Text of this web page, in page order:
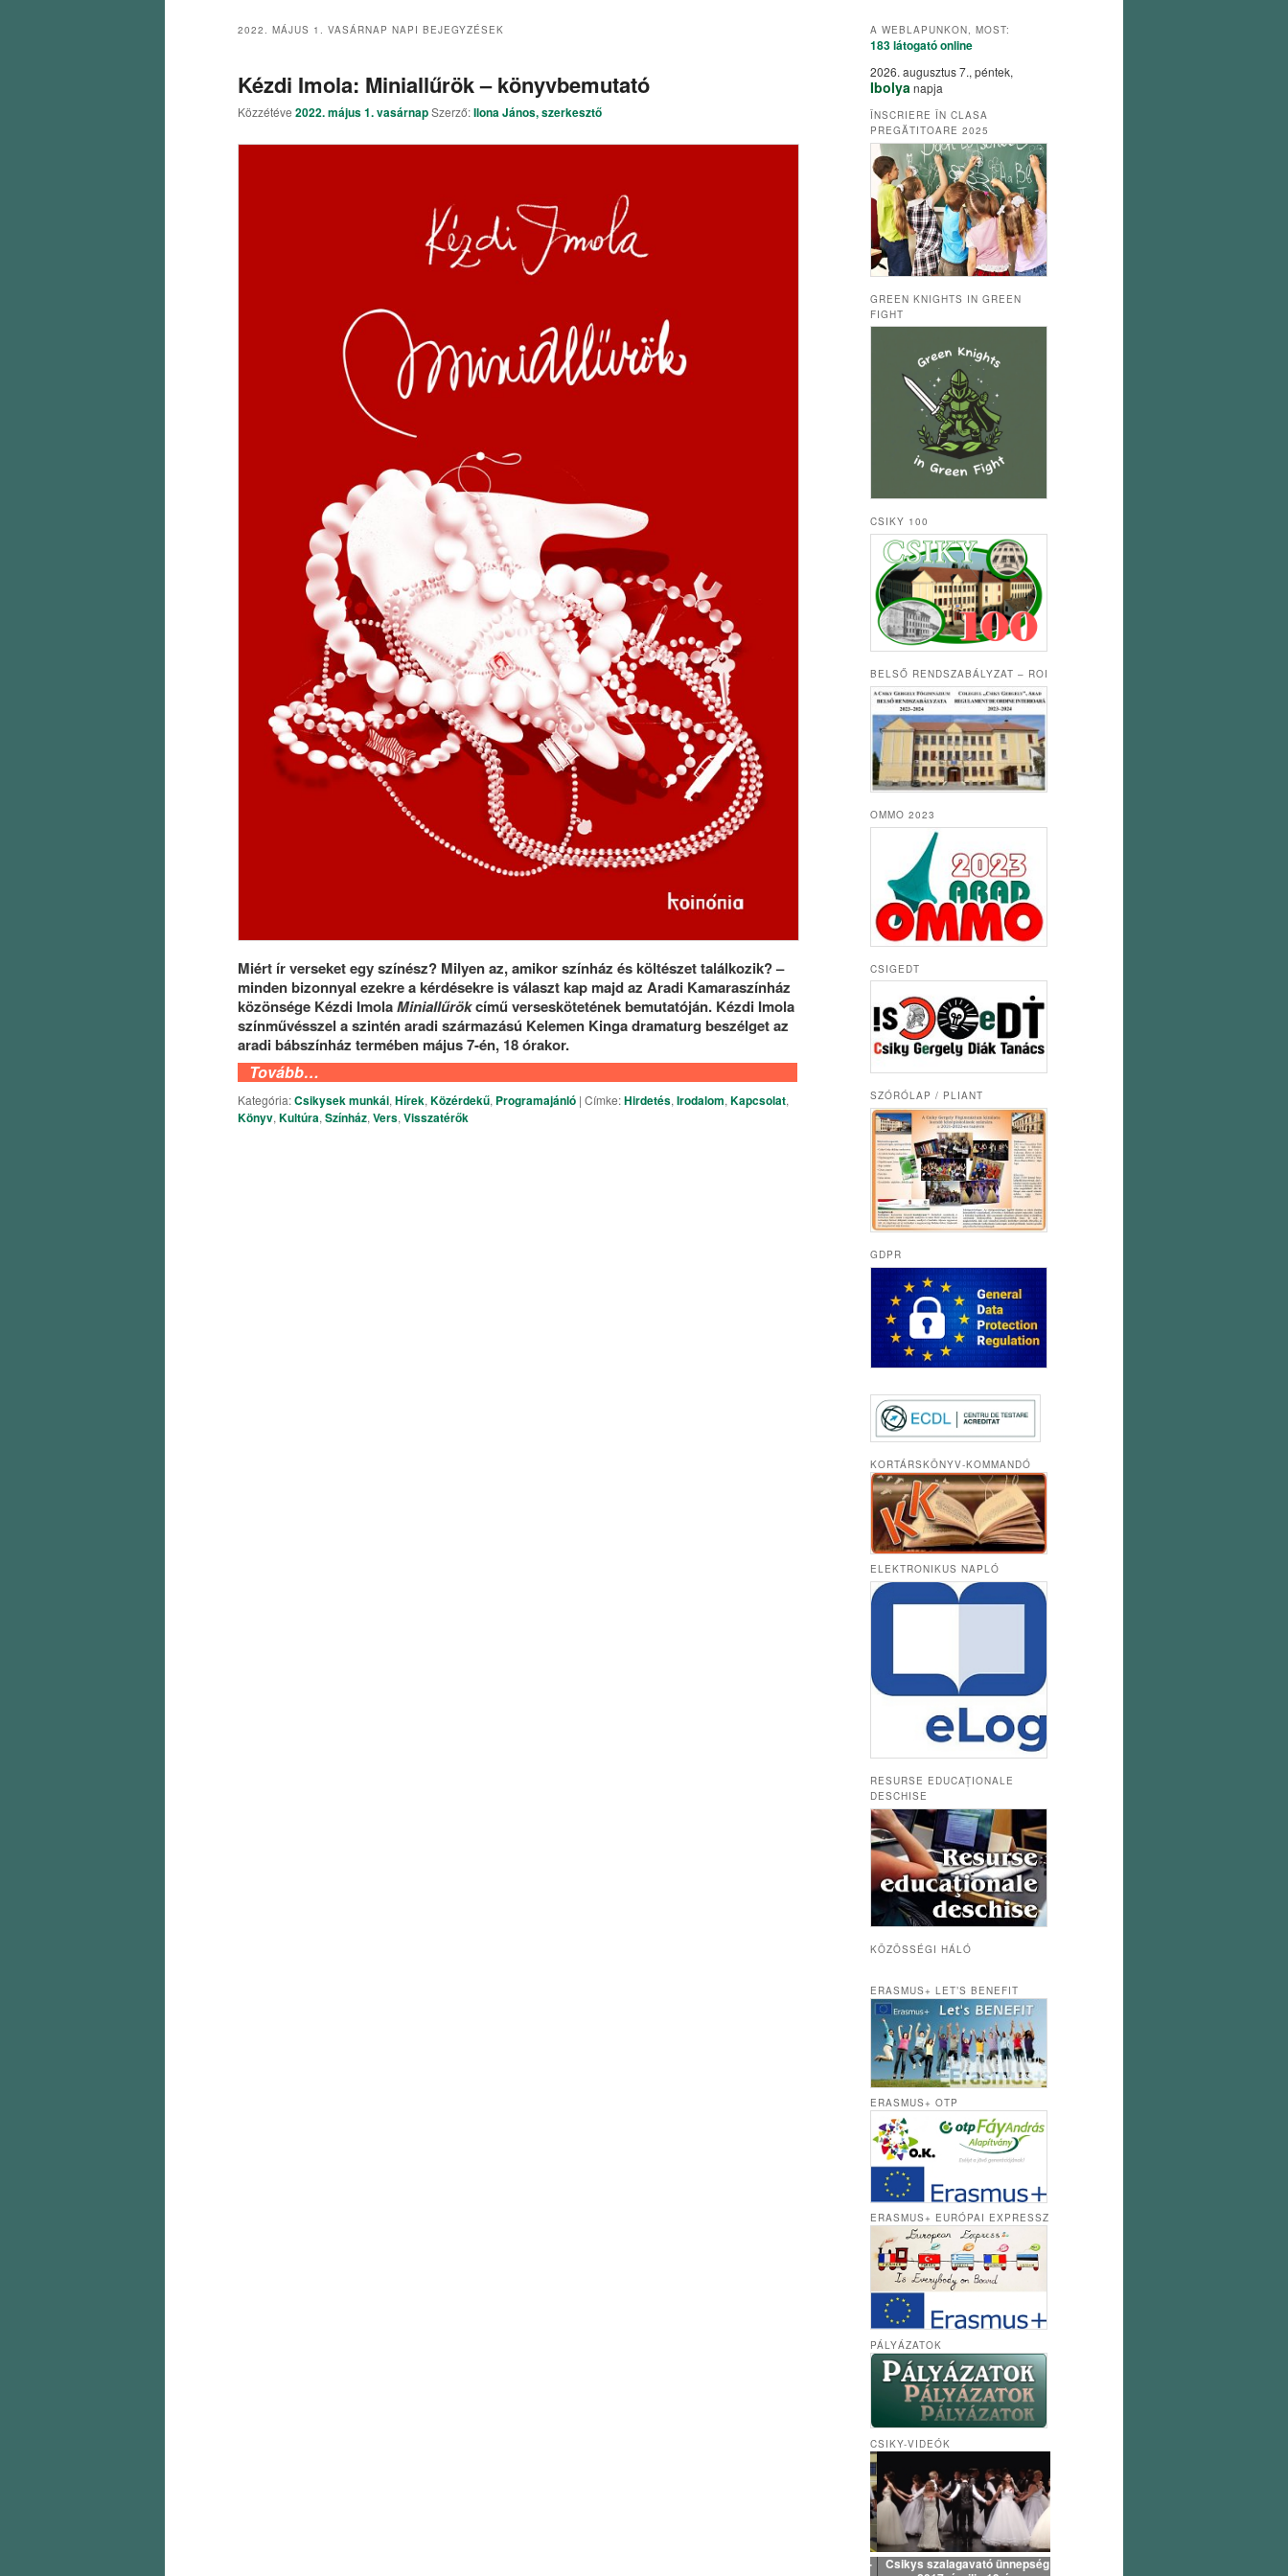
2022. MÁJUS 1. VASÁRNAP NAPI BEJEGYZÉSEK
Kézdi Imola: Miniallűrök – könyvbemutató
Közzétéve 2022. május 1. vasárnapSzerző:Ilona János, szerkesztő
Miért ír verseket egy színész? Milyen az, amikor színház és költészet találkozik? –
minden bizonnyal ezekre a kérdésekre is választ kap majd az Aradi Kamaraszínház
közönsége Kézdi ImolaMiniallűrökcímű verseskötetének bemutatóján. Kézdi Imola
színművésszel a szintén aradi származású Kelemen Kinga dramaturg beszélget az
aradi bábszínház termében május 7-én, 18 órakor.
Tovább…
Kategória:Csikysek munkái, Hírek, Közérdekű, Programajánló | Címke:Hirdetés, Irodalom, Kapcsolat,
Könyv, Kultúra, Színház, Vers, Visszatérők
A WEBLAPUNKON, MOST:
183 látogatóonline
2026. augusztus 7., péntek,
Ibolyanapja
ÎNSCRIERE ÎN CLASA
PREGĂTITOARE 2025
GREEN KNIGHTS IN GREEN
FIGHT
CSIKY 100
BELSŐ RENDSZABÁLYZAT – ROI
OMMO 2023
CSIGEDT
SZÓRÓLAP / PLIANT
GDPR
KORTÁRSKÖNYV-KOMMANDÓ
ELEKTRONIKUS NAPLÓ
RESURSE EDUCAȚIONALE
DESCHISE
KÖZÖSSÉGI HÁLÓ
ERASMUS+ LET’S BENEFIT
ERASMUS+ OTP
ERASMUS+ EURÓPAI EXPRESSZ
PÁLYÁZATOK
CSIKY-VIDEÓK
Csikys szalagavató ünnepség